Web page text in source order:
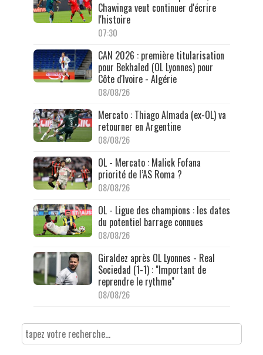
Chawinga veut continuer d'écrire
l'histoire
07:30
CAN 2026 : première titularisation
pour Bekhaled (OL Lyonnes) pour
Côte d'Ivoire - Algérie
08/08/26
Mercato : Thiago Almada (ex-OL) va
retourner en Argentine
08/08/26
OL - Mercato : Malick Fofana
priorité de l’AS Roma ?
08/08/26
OL - Ligue des champions : les dates
du potentiel barrage connues
08/08/26
Giraldez après OL Lyonnes - Real
Sociedad (1-1) : "Important de
reprendre le rythme"
08/08/26